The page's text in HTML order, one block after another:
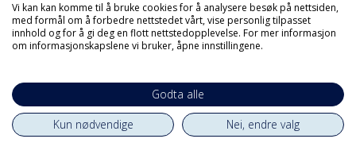
FN-sambandet om FN-
Vi kan kan komme til å bruke cookies for å analysere besøk på nettsiden,
med formål om å forbedre nettstedet vårt, vise personlig tilpasset
innhold og for å gi deg en flott nettstedopplevelse. For mer informasjon
om informasjonskapslene vi bruker, åpne innstillingene.
Godta alle
Kun nødvendige
Nei, endre valg